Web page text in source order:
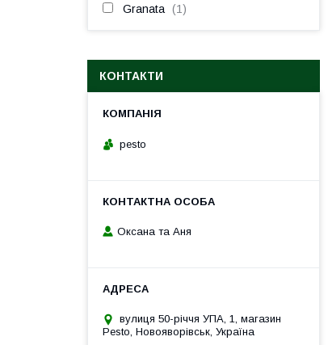
Granata 1
КОНТАКТИ
pesto
Оксана та Аня
вулиця 50-річчя УПА, 1, магазин
Pesto, Новояворівськ, Україна